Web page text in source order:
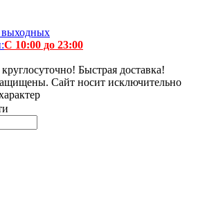
выходных
С 10:00 до 23:00
Быстрая доставка!
Сайт носит исключительно